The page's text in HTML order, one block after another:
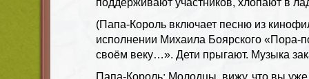
(Папа-Король включает песню из
исполнении Михаила Боярского «Пора-
своём веку…». Дети прыгают. Музыка
Папа-Король: Молодцы, вижу, что вы уже